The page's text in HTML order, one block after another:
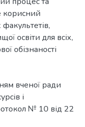
корисний
освіти для всіх,
обізнаності
вченої ради
і
№ 10 від 22